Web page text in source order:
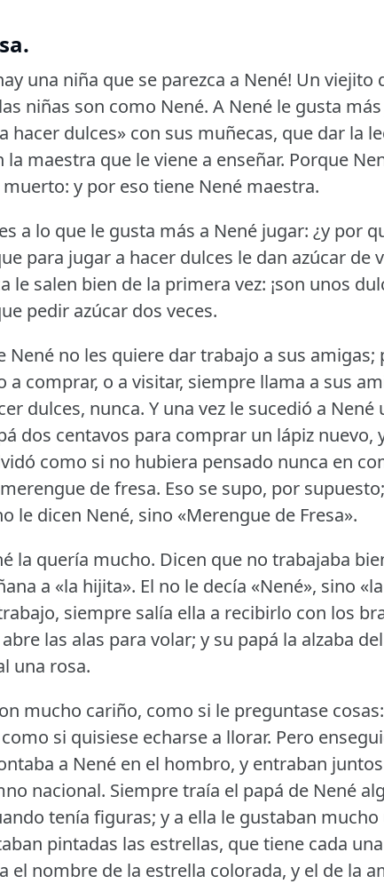
una niña que se parezca a Nené! Un viejito
niñas son como Nené. A Nené le gusta
hacer dulces» con sus muñecas, que dar la
la maestra que le viene a enseñar. Porque
y por eso tiene Nené maestra.
a lo que le gusta más a Nené jugar: ¿y por
para jugar a hacer dulces le dan azúcar de
le salen bien de la primera vez: ¡son unos
pedir azúcar dos veces.
Nené no les quiere dar trabajo a sus
a comprar, o a visitar, siempre llama a sus
dulces, nunca. Y una vez le sucedió a
dos centavos para comprar un lápiz nuevo,
como si no hubiera pensado nunca en
de fresa. Eso se supo, por
le dicen Nené, sino «Merengue de Fresa».
la quería mucho. Dicen que no trabajaba
a «la hijita». El no le decía «Nené», sino
siempre salía ella a recibirlo con los
las alas para volar; y su papá la alzaba
una rosa.
mucho cariño, como si le preguntase
si quisiese echarse a llorar. Pero
a Nené en el hombro, y entraban
nacional. Siempre traía el papá de Nené
tenía figuras; y a ella le gustaban
pintadas las estrellas, que tiene cada
el nombre de la estrella colorada, y el de la